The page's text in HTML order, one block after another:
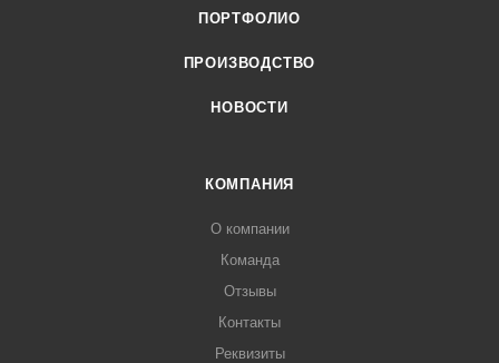
ПОРТФОЛИО
ПРОИЗВОДСТВО
НОВОСТИ
КОМПАНИЯ
О компании
Команда
Отзывы
Контакты
Реквизиты